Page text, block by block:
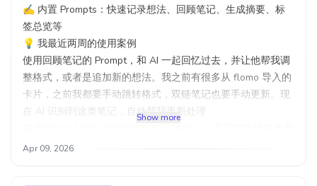
✍️ 内置 Prompts：快速记录想法、回顾笔记、生成摘要、标
签总览等
💡 我最近两周的使用案例
使用回顾笔记的 Prompt，和 AI 一起回忆过去，并让他帮我调
整格式，或者是追加新的想法。我之前有很多从 flomo 导入的
卡片，之前我都要手动跳转格式，双链笔记也要手动更新。现
在 AI 识别到这类笔记，自动帮我更新处理
是使用 Skill 全自动进行，只要更新你的 Skill，让他能够使用
Show more
Apr 09, 2026